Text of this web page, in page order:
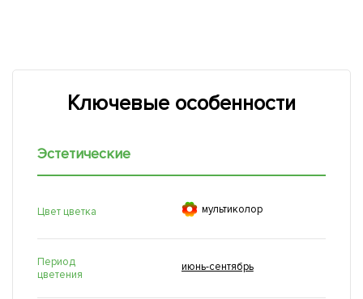
Ключевые особенности
Эстетические
Цвет цветка  мультиколор
Период
цветения
июнь-сентябрь